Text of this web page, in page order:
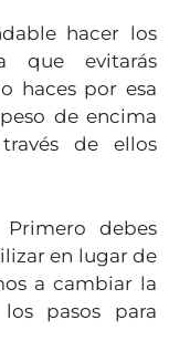
hacer los
que evitarás
haces por esa
de encima
de ellos
debes
en lugar de
a cambiar la
los pasos para